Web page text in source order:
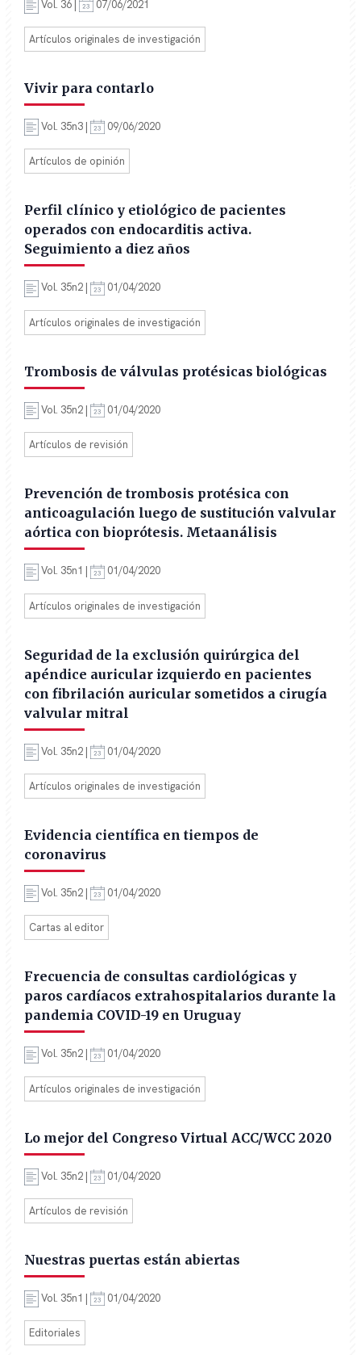
Vol. 36 | 07/06/2021
Artículos originales de investigación
Vivir para contarlo
Vol. 35n3 | 09/06/2020
Artículos de opinión
Perfil clínico y etiológico de pacientes
operados con endocarditis activa.
Seguimiento a diez años
Vol. 35n2 | 01/04/2020
Artículos originales de investigación
Trombosis de válvulas protésicas biológicas
Vol. 35n2 | 01/04/2020
Artículos de revisión
Prevención de trombosis protésica con
anticoagulación luego de sustitución valvular
aórtica con bioprótesis. Metaanálisis
Vol. 35n1 | 01/04/2020
Artículos originales de investigación
Seguridad de la exclusión quirúrgica del
apéndice auricular izquierdo en pacientes
con fibrilación auricular sometidos a cirugía
valvular mitral
Vol. 35n2 | 01/04/2020
Artículos originales de investigación
Evidencia científica en tiempos de
coronavirus
Vol. 35n2 | 01/04/2020
Cartas al editor
Frecuencia de consultas cardiológicas y
paros cardíacos extrahospitalarios durante la
pandemia COVID-19 en Uruguay
Vol. 35n2 | 01/04/2020
Artículos originales de investigación
Lo mejor del Congreso Virtual ACC/WCC 2020
Vol. 35n2 | 01/04/2020
Artículos de revisión
Nuestras puertas están abiertas
Vol. 35n1 | 01/04/2020
Editoriales